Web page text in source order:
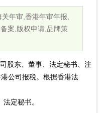
年审,香港年审年报,
案,版权申请,品牌策
股东、董事、法定秘书、注
公司报税。根据香港法
定秘书。